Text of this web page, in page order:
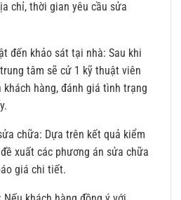
chỉ, thời gian yêu cầu sửa
đến khảo sát tại nhà: Sau khi
tâm sẽ cử 1 kỹ thuật viên
hàng, đánh giá tình trạng
chữa: Dựa trên kết quả kiểm
xuất các phương án sửa chữa
giá chi tiết.